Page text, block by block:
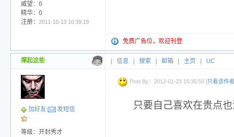
威望：0
精华：0
注册：
2011-10-13 10:39:19
免费广告位，欢迎刊登
撑起这些 信息 搜索 邮箱 主页 UC
加好友 发短信
等级：开封秀才
Post By：2012-01-23 15:35:50 [只看该作者
只要自己喜欢在贵点